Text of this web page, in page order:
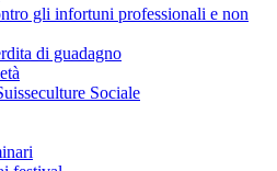
gli infortuni professionali e non
di guadagno
Sociale